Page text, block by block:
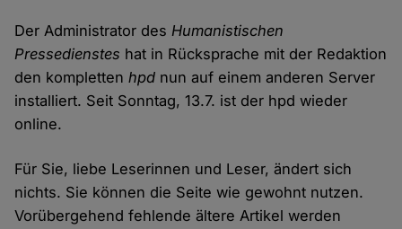
Der Administrator desHumanistischen
Pressedienstes hat in Rücksprache mit der Redaktion
den komplettenhpd nun auf einem anderen Server
installiert. Seit Sonntag, 13.7. ist der hpd wieder
online.
Für Sie, liebe Leserinnen und Leser, ändert sich
nichts. Sie können die Seite wie gewohnt nutzen.
Vorübergehend fehlende ältere Artikel werden